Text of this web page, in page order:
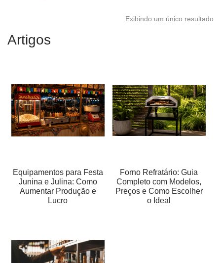
Exibindo um único resultado
Artigos
Equipamentos para Festa
Junina e Julina: Como
Aumentar Produção e
Lucro
Forno Refratário: Guia
Completo com Modelos,
Preços e Como Escolher
o Ideal